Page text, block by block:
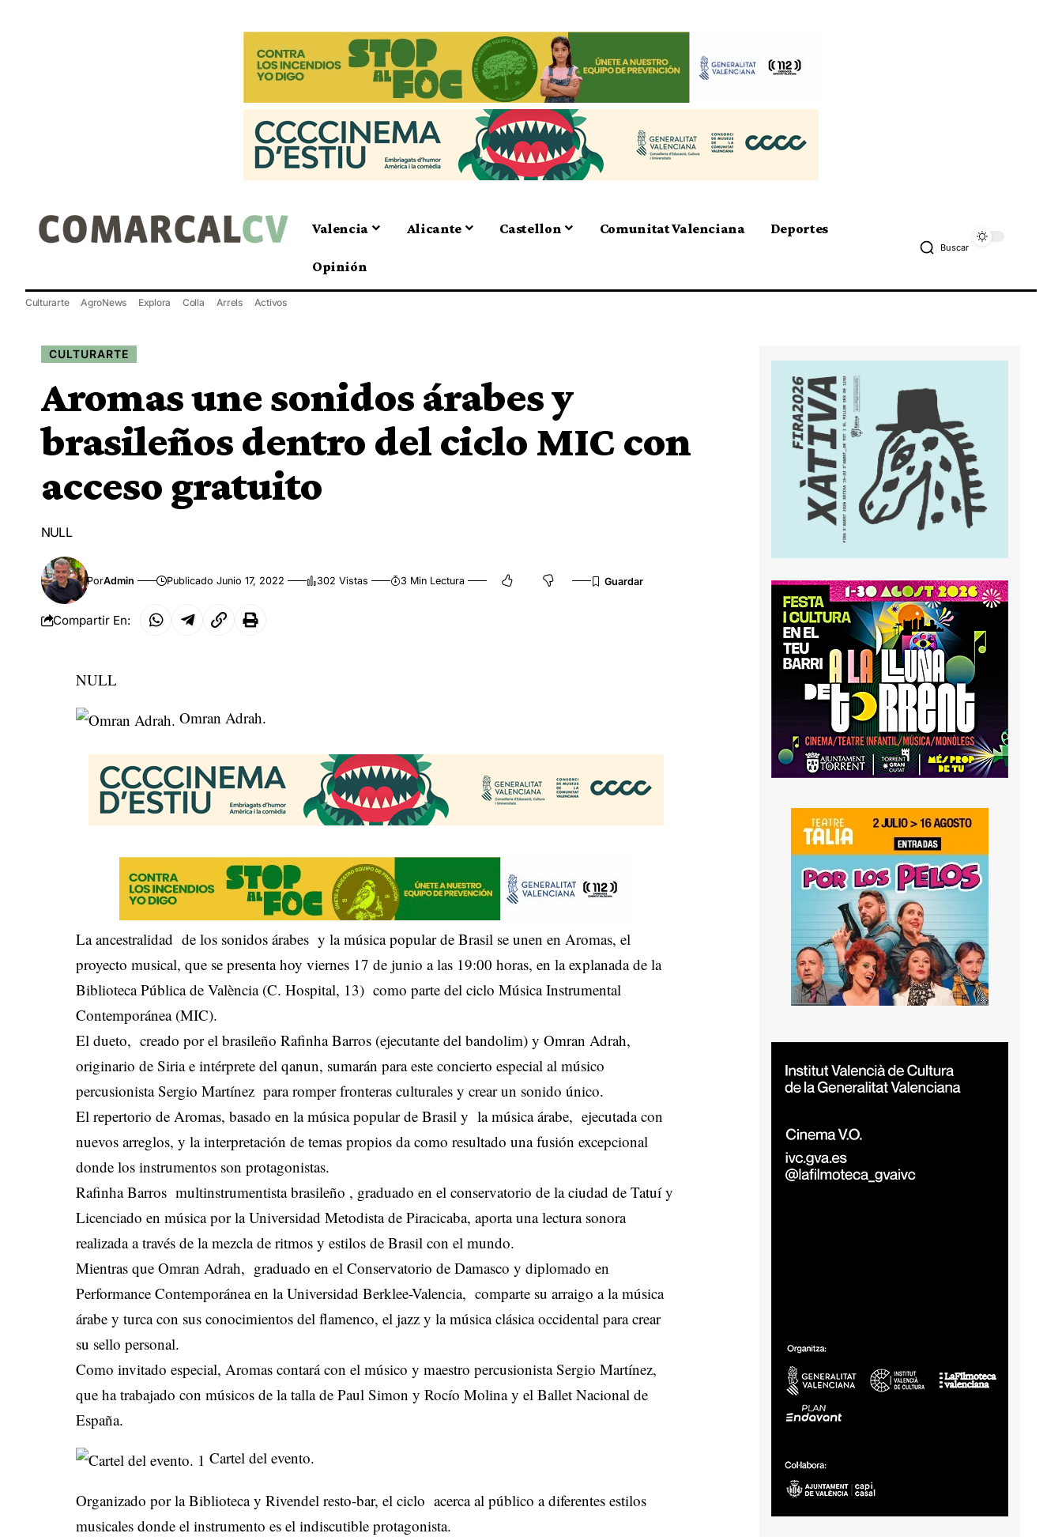
Valencia Alicante Castellon Comunitat Valenciana Deportes
Opinión
Buscar
Culturarte AgroNews Explora Colla Arrels Activos
CULTURARTE
Aromas une sonidos árabes y
brasileños dentro del ciclo MIC con
acceso gratuito
NULL
PorAdmin Publicado Junio 17, 2022 302 Vistas 3 Min Lectura
Compartir En:
NULL
Omran Adrah.
La ancestralidad de los sonidos árabes y la música popular de Brasil se unen en Aromas, el
proyecto musical, que se presenta hoy viernes 17 de junio a las 19:00 horas, en la explanada de la
Biblioteca Pública de València (C. Hospital, 13) como parte del ciclo Música Instrumental
Contemporánea (MIC).
El dueto, creado por el brasileño Rafinha Barros (ejecutante del bandolim) y Omran Adrah,
originario de Siria e intérprete del qanun, sumarán para este concierto especial al músico
percusionista Sergio Martínez para romper fronteras culturales y crear un sonido único.
El repertorio de Aromas, basado en la música popular de Brasil y la música árabe, ejecutada con
nuevos arreglos, y la interpretación de temas propios da como resultado una fusión excepcional
donde los instrumentos son protagonistas.
Rafinha Barros multinstrumentista brasileño , graduado en el conservatorio de la ciudad de Tatuí y
Licenciado en música por la Universidad Metodista de Piracicaba, aporta una lectura sonora
realizada a través de la mezcla de ritmos y estilos de Brasil con el mundo.
Mientras que Omran Adrah, graduado en el Conservatorio de Damasco y diplomado en
Performance Contemporánea en la Universidad Berklee-Valencia, comparte su arraigo a la música
árabe y turca con sus conocimientos del flamenco, el jazz y la música clásica occidental para crear
su sello personal.
Como invitado especial, Aromas contará con el músico y maestro percusionista Sergio Martínez,
que ha trabajado con músicos de la talla de Paul Simon y Rocío Molina y el Ballet Nacional de
España.
Cartel del evento.
Organizado por la Biblioteca y Rivendel resto-bar, el ciclo acerca al público a diferentes estilos
musicales donde el instrumento es el indiscutible protagonista.